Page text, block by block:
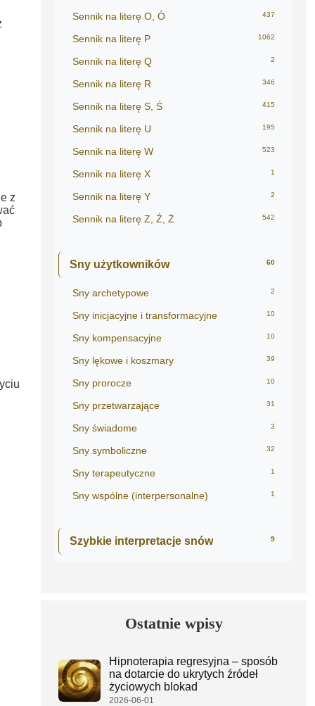
z
Sennik na literę O, Ó 437
Sennik na literę P 1062
Sennik na literę Q 2
Sennik na literę R 346
Sennik na literę S, Ś 415
Sennik na literę U 195
Sennik na literę W 523
Sennik na literę X 1
Sennik na literę Y 2
Sennik na literę Z, Ź, Ż 542
Sny użytkowników 60
Sny archetypowe 2
Sny inicjacyjne i transformacyjne 10
Sny kompensacyjne 10
Sny lękowe i koszmary 39
Sny prorocze 10
Sny przetwarzające 31
Sny świadome 3
Sny symboliczne 32
Sny terapeutyczne 1
Sny wspólne (interpersonalne) 1
Szybkie interpretacje snów 9
Ostatnie wpisy
Hipnoterapia regresyjna – sposób
na dotarcie do ukrytych źródeł
życiowych blokad
2026-06-01